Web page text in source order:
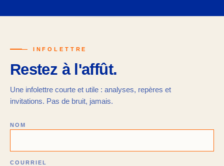
— INFOLETTRE
Restez à l'affût.
Une infolettre courte et utile : analyses, repères et
invitations. Pas de bruit, jamais.
NOM
COURRIEL